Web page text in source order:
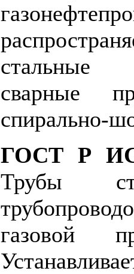
сварные
спирально-
ГОСТ Р
Трубы
газовой